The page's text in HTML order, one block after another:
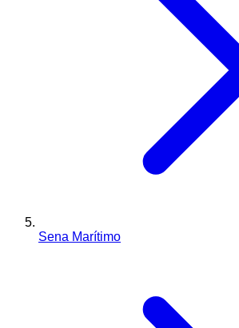
Sena Marítimo